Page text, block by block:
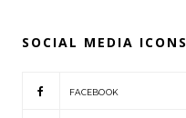
SOCIAL MEDIA ICONS
FACEBOOK